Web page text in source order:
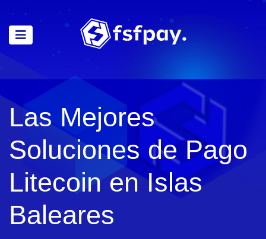
Las Mejores
Soluciones de Pago
Litecoin en Islas
Baleares